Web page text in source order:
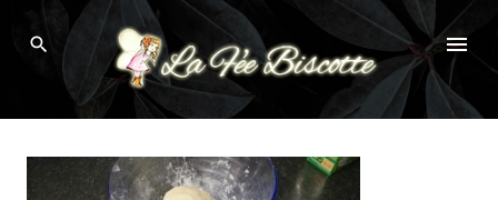
content
gâteau léopard